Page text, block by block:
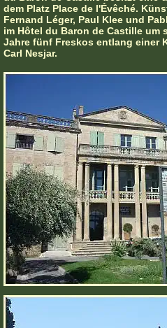
dem Platz Place de l'Évêché.
Fernand Léger, Paul Klee und
im Hôtel du Baron de Castille um
Jahre fünf Freskos entlang einer
Carl Nesjar.